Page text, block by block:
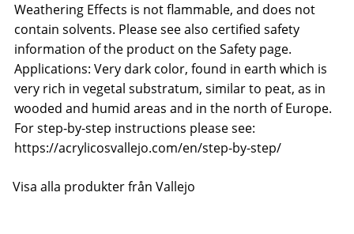
Weathering Effects is not flammable, and does not
contain solvents. Please see also certified safety
information of the product on the Safety page.
Applications: Very dark color, found in earth which is
very rich in vegetal substratum, similar to peat, as in
wooded and humid areas and in the north of Europe.
For step-by-step instructions please see:
https://acrylicosvallejo.com/en/step-by-step/
Visa alla produkter från Vallejo